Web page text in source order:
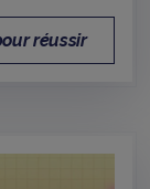
réussir